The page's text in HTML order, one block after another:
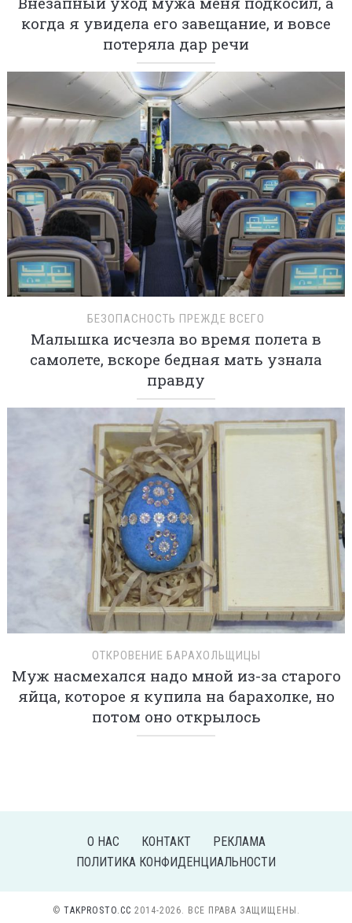
когда я увидела его завещание, и вовсе
потеряла дар речи
БЕЗОПАСНОСТЬ ПРЕЖДЕ ВСЕГО
Малышка исчезла во время полета в
самолете, вскоре бедная мать узнала
правду
ОТКРОВЕНИЕ БАРАХОЛЬЩИЦЫ
Муж насмехался надо мной из-за старого
яйца, которое я купила на барахолке, но
потом оно открылось
О НАС КОНТАКТ
РЕКЛАМА
ПОЛИТИКА КОНФИДЕНЦИАЛЬНОСТИ
© TAKPROSTO.CC 2014-2026. ВСЕ ПРАВА ЗАЩИЩЕНЫ.